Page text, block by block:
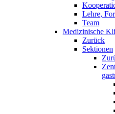
Lehre,
Team
Medizinische
Zurück
Sektionen